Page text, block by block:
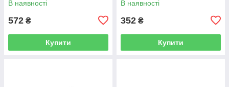
В наявності
572 ₴
Купити
В наявності
352 ₴
Купити